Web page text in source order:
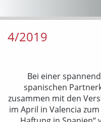
4/2019
Bei einer
spanischen
zusammen mit den
im April in Valencia